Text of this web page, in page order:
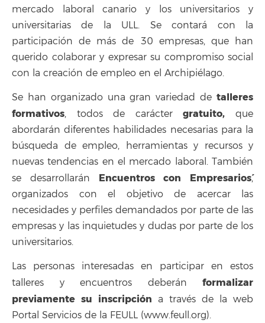
mercado laboral canario y los universitarios y
universitarias de la ULL. Se contará con la
participación de más de 30 empresas, que han
querido colaborar y expresar su compromiso social
con la creación de empleo en el Archipiélago.
Se han organizado una gran variedad de talleres
formativos, todos de caráctergratuito, que
abordarán diferentes habilidades necesarias para la
búsqueda de empleo, herramientas y recursos y
nuevas tendencias en el mercado laboral. También
se desarrollarán `Encuentros con Empresarios´,
organizados con el objetivo de acercar las
necesidades y perfiles demandados por parte de las
empresas y las inquietudes y dudas por parte de los
universitarios.
Las personas interesadas en participar en estos
talleres y encuentros deberán formalizar
previamente su inscripción a través de la web
Portal Servicios de la FEULL (www.feull.org).